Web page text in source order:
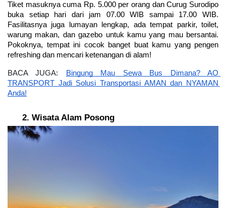
Tiket masuknya cuma Rp. 5.000 per orang dan Curug Surodipo
buka setiap hari dari jam 07.00 WIB sampai 17.00 WIB.
Fasilitasnya juga lumayan lengkap, ada tempat parkir, toilet,
warung makan, dan gazebo untuk kamu yang mau bersantai.
Pokoknya, tempat ini cocok banget buat kamu yang pengen
refreshing dan mencari ketenangan di alam!
BACA JUGA:
Bingung Mau Sewa Bus Dimana? AO
TRANSPORT Jadi Solusi Transportasi AMAN dan NYAMAN
Anda!
Wisata Alam Posong